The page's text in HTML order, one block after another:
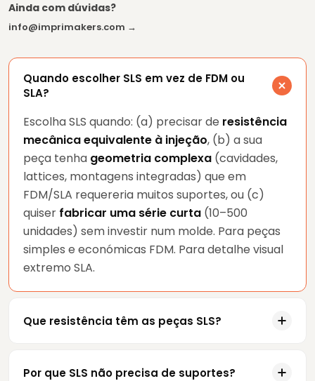
Ainda com dúvidas?
info@imprimakers.com →
Quando escolher SLS em vez de FDM ou
SLA?
Escolha SLS quando: (a) precisar de resistência
mecânica equivalente à injeção, (b) a sua
peça tenha geometria complexa (cavidades,
lattices, montagens integradas) que em
FDM/SLA requereria muitos suportes, ou (c)
quiser fabricar uma série curta (10–500
unidades) sem investir num molde. Para peças
simples e económicas FDM. Para detalhe visual
extremo SLA.
Que resistência têm as peças SLS?
Por que SLS não precisa de suportes?